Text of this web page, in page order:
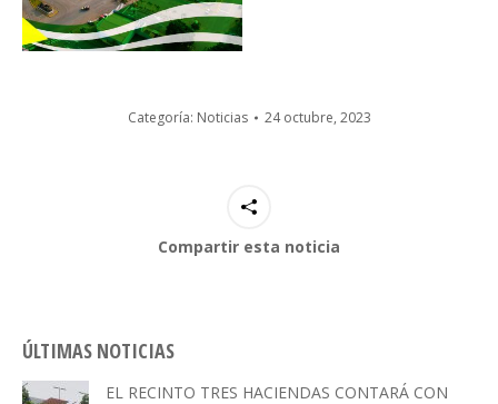
Categoría: Noticias 24 octubre, 2023
Compartir esta noticia
ÚLTIMAS NOTICIAS
EL RECINTO TRES HACIENDAS CONTARÁ CON